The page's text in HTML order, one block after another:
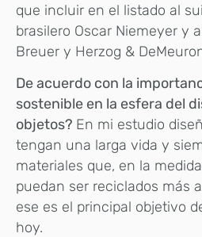
que incluir en el listado al
brasilero Oscar Niemeyer y
Breuer y Herzog &
De acuerdo con la
sostenible en la esfera del
objetos? En mi estudio
tengan una larga vida y
materiales que, en la
puedan ser reciclados más
ese es el principal objetivo
hoy.